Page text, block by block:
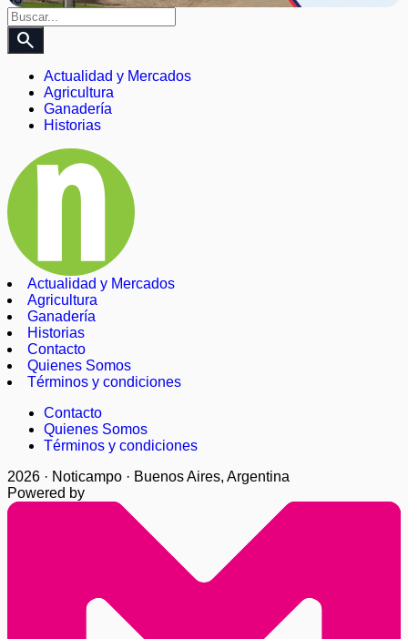
search
Actualidad y Mercados
Agricultura
Ganadería
Historias
Actualidad y Mercados
Agricultura
Ganadería
Historias
Contacto
Quienes Somos
Términos y condiciones
Contacto
Quienes Somos
Términos y condiciones
2026 · Noticampo · Buenos Aires, Argentina
Powered by